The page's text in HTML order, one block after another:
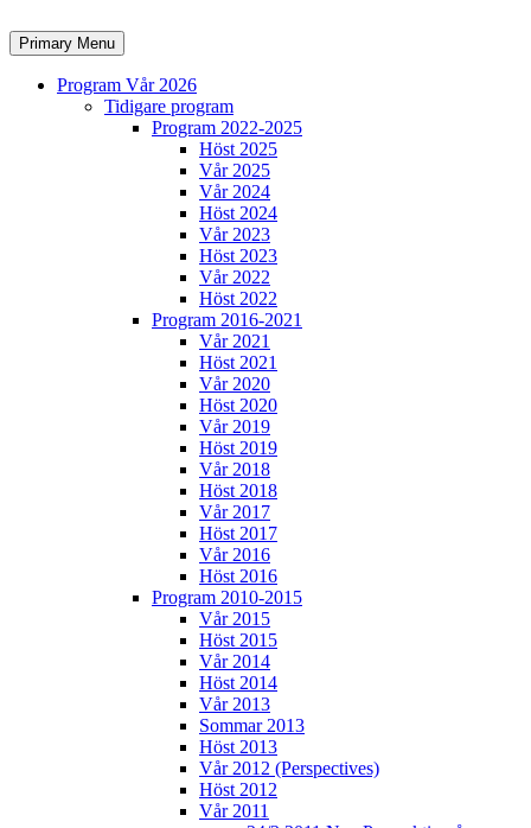
to
content
Search
Primary Menu
Program Vår 2026
Tidigare program
Program 2022-2025
Höst 2025
Vår 2025
Vår 2024
Höst 2024
Vår 2023
Höst 2023
Vår 2022
Höst 2022
Program 2016-2021
Vår 2021
Höst 2021
Vår 2020
Höst 2020
Vår 2019
Höst 2019
Vår 2018
Höst 2018
Vår 2017
Höst 2017
Vår 2016
Höst 2016
Program 2010-2015
Vår 2015
Höst 2015
Vår 2014
Höst 2014
Vår 2013
Sommar 2013
Höst 2013
Vår 2012 (Perspectives)
Höst 2012
Vår 2011